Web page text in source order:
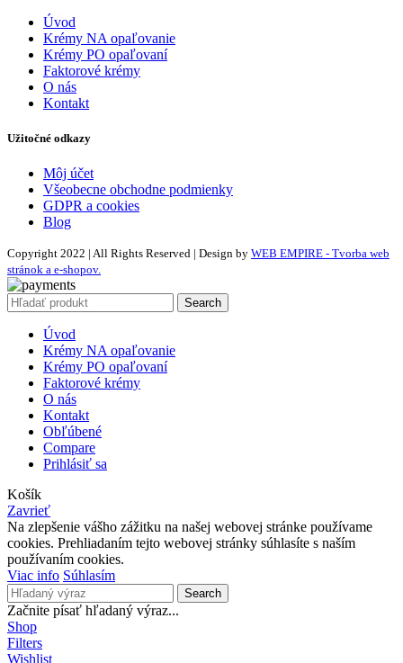
Úvod
Krémy NA opaľovanie
Krémy PO opaľovaní
Faktorové krémy
O nás
Kontakt
Užitočné odkazy
Môj účet
Všeobecne obchodne podmienky
GDPR a cookies
Blog
Copyright 2022 | All Rights Reserved | Design by WEB EMPIRE - Tvorba web
stránok a e-shopov.
Search
Úvod
Krémy NA opaľovanie
Krémy PO opaľovaní
Faktorové krémy
O nás
Kontakt
Obľúbené
Compare
Prihlásiť sa
Košík
Zavrieť
Na zlepšenie vášho zážitku na našej webovej stránke používame
cookies. Prehliadaním tejto webovej stránky súhlasíte s naším
používaním cookies.
Viac info Súhlasím
Search
Začnite písať hľadaný výraz...
Shop
Filters
Wishlist